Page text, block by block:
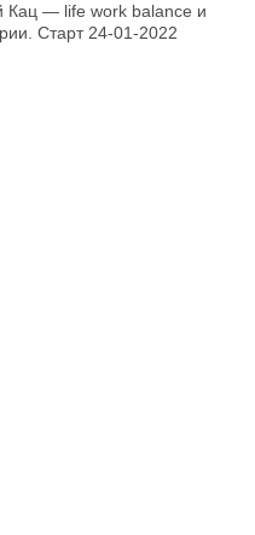
Кац — life work balance и
Старт 24-01-2022